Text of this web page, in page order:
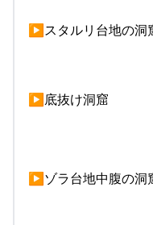
▶スタルリ台地の洞
▶底抜け洞窟
▶ゾラ台地中腹の洞